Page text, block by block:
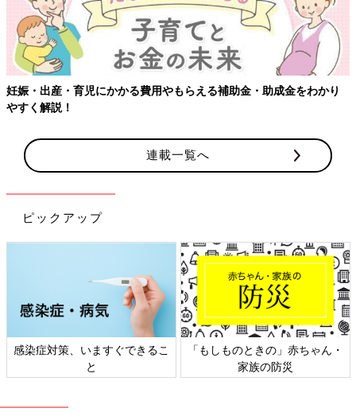
妊娠・出産・育児にかかる費用やもらえる補助金・助成金をわかり
やすく解説！
連載一覧へ
ピックアップ
感染症対策、いますぐできるこ
と
「もしものときの」赤ちゃん・
家族の防災